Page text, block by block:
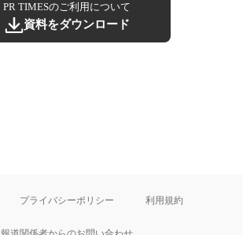
PR TIMESのご利用について
資料をダウンロード
プライバシーポリシー 利用規約